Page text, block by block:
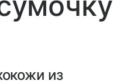
из